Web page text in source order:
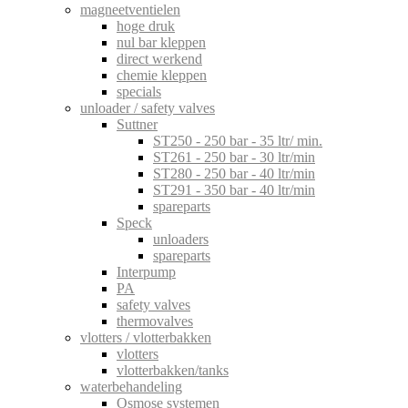
magneetventielen
hoge druk
nul bar kleppen
direct werkend
chemie kleppen
specials
unloader / safety valves
Suttner
ST250 - 250 bar - 35 ltr/ min.
ST261 - 250 bar - 30 ltr/min
ST280 - 250 bar - 40 ltr/min
ST291 - 350 bar - 40 ltr/min
spareparts
Speck
unloaders
spareparts
Interpump
PA
safety valves
thermovalves
vlotters / vlotterbakken
vlotters
vlotterbakken/tanks
waterbehandeling
Osmose systemen